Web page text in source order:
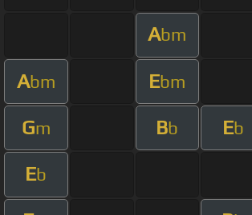
Abm
Abm Ebm
Gm Bb Eb
Eb